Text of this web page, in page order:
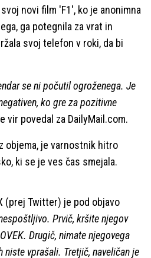
novi film 'F1', ko je anonimna
ga potegnila za vrat in
svoj telefon v roki, da bi
se ni počutil ogroženega. Je
ko gre za pozitivne
vir povedal za DailyMail.com.
objema, je varnostnik hitro
ki se je ves čas smejala.
(prej Twitter) je pod objavo
Prvič, kršite njegov
Drugič, nimate njegovega
vprašali. Tretjič, naveličan je